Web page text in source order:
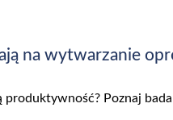
na wytwarzanie
produktywność? Poznaj